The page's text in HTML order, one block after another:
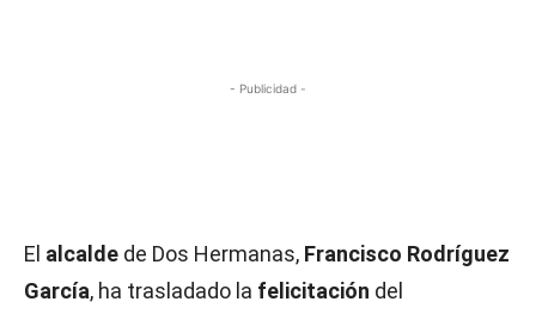
- Publicidad -
El alcalde de Dos Hermanas, Francisco Rodríguez
García, ha trasladado la felicitación del